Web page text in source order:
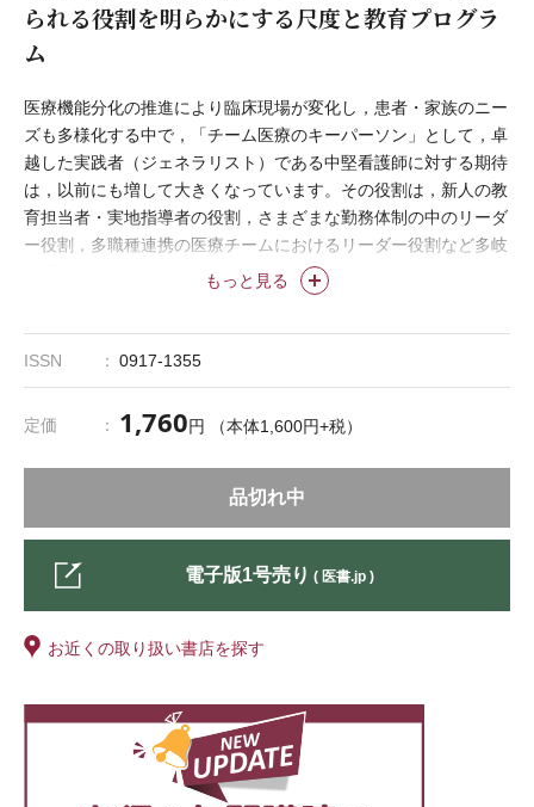
られる役割を明らかにする尺度と教育プログラ
ム
もっと見る
医療機能分化の推進により臨床現場が変化し，患者・家族のニー
ズも多様化する中で，「チーム医療のキーパーソン」として，卓
越した実践者（ジェネラリスト）である中堅看護師に対する期待
は，以前にも増して大きくなっています。その役割は，新人の教
育担当者・実地指導者の役割，さまざまな勤務体制の中のリーダ
ー役割，多職種連携の医療チームにおけるリーダー役割など多岐
本特集では，どの施設でも課題となっている中堅看護師のリーダ
き村田由香氏（日本赤十字広島看護大学）が研究に基づき開発し
ISSN 0917-1355
定価 1,760円 （本体1,600円+税）
品切れ中
電子版1号売り ( 医書.jp )
お近くの取り扱い書店を探す